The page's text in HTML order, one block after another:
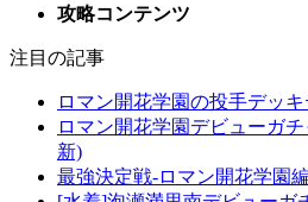
攻略コンテンツ
注目の記事
ロマン開花学園の投手デッ
ロマン開花学園デビューガ
新)
最強決定戦-ロマン開花学園